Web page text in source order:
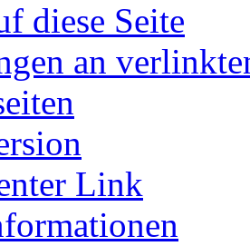
diese Seite
an
Link